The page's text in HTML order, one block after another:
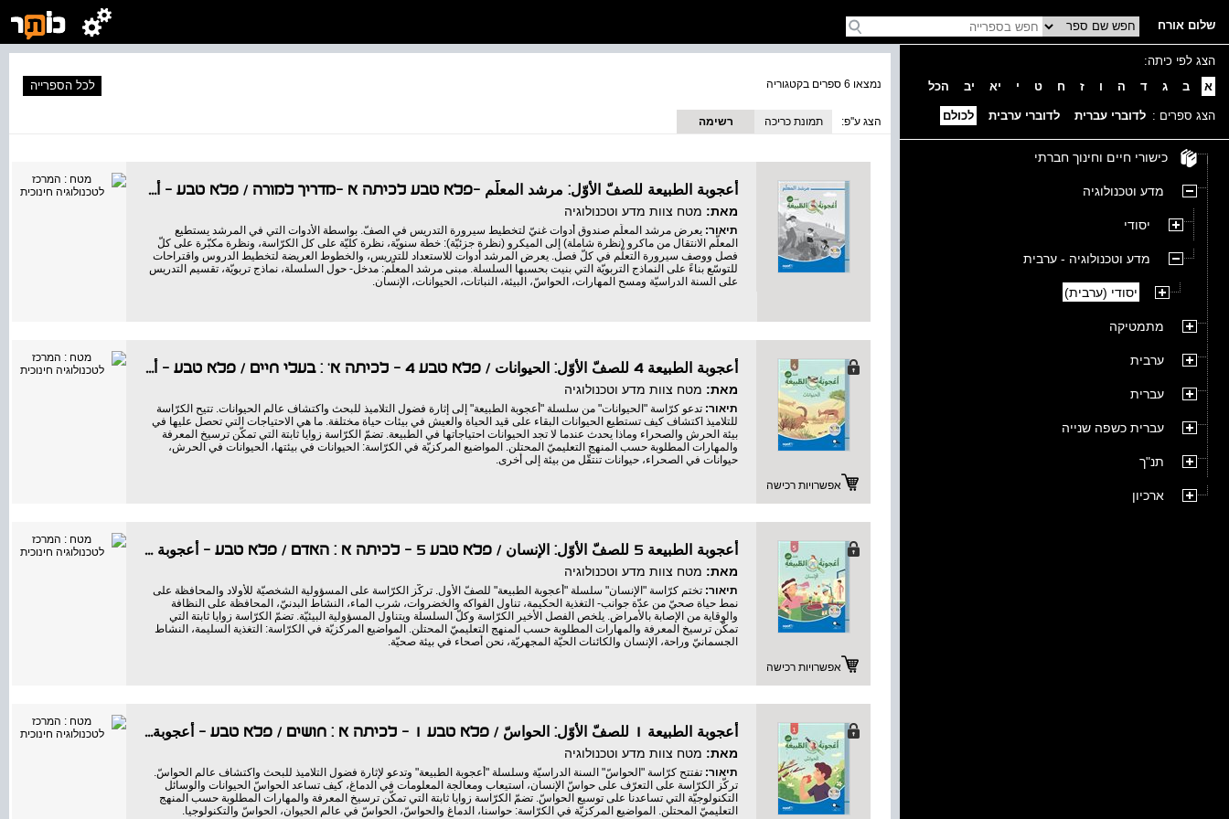
שלום אורח
הצג לפי כיתה:
א
ב ג ד ה ו ז ח ט י יא יב הכל
הצג ספרים : לדוברי עברית לדוברי ערבית לכולם
כישורי חיים וחינוך חברתי
מדע וטכנולוגיה
יסודי
מדע וטכנולוגיה - ערבית
יסודי (ערבית)
מתמטיקה
ערבית
עברית
עברית כשפה שנייה
תנ"ך
ארכיון
נמצאו 6 ספרים בקטגוריה לכל הספרייה
הצג ע''פ: תמונת כריכה רשימה
أعجوبة الطبيعة للصفّ الأوّل: مرشد المعلّم -פלא טבע לכיתה א -מדריך למורה / פלא טבע - أعجوبة الطبيعة
מאת: מטח צוות מדע וטכנולוגיה
תיאור: يعرض مرشد المعلّم صندوق أدوات غنيّ لتخطيط سيرورة التدريس في الصفّ. بواسطة الأدوات التي في المرشد يستطيع
المعلّم الانتقال من ماكرو (نظرة شاملة) إلى الميكرو (نظرة جزئيّة): خطة سنويّة، نظرة كليّة على كل الكرّاسة، ونظرة مكبّرة على كلّ
فصل ووصف سيرورة التعلّم في كلّ فصل. يعرض المرشد أدوات للاستعداد للتدريس، والخطوط العريضة لتخطيط الدروس واقتراحات
للتوسّع بناءً على النماذج التربويّة التي بنيت بحسبها السلسلة. مبنى مرشد المعلّم: مدخل- حول السلسلة، نماذج تربويّة، تقسيم التدريس
على السنة الدراسيّة ومسح المهارات، الحواسّ، البيئة، النباتات، الحيوانات، الإنسان.
אפשרויות רכישה
أعجوبة الطبيعة 4 للصفّ الأوّل: الحيوانات / פלא טבע 4 - לכיתה א' : בעלי חיים / פלא טבע - أعجوبة الطبيعة
מאת: מטח צוות מדע וטכנולוגיה
תיאור: تدعو كرّاسة "الحيوانات" من سلسلة "أعجوبة الطبيعة" إلى إثارة فضول التلاميذ للبحث واكتشاف عالم الحيوانات. تتيح الكرّاسة
للتلاميذ اكتشاف كيف تستطيع الحيوانات البقاء على قيد الحياة والعيش في بيئات حياة مختلفة. ما هي الاحتياجات التي تحصل عليها في
بيئة الحرش والصحراء وماذا يحدث عندما لا تجد الحيوانات احتياجاتها في الطبيعة. تضمّ الكرّاسة زوايا ثابتة التي تمكّن ترسيخ المعرفة
والمهارات المطلوبة حسب المنهج التعليميّ المحتلن. المواضيع المركزيّة في الكرّاسة: الحيوانات في بيئتها، الحيوانات في الحرش،
حيوانات في الصحراء، حيوانات تنتقّل من بيئة إلى أخرى.
אפשרויות רכישה
أعجوبة الطبيعة 5 للصفّ الأوّل: الإنسان / פלא טבע 5 - לכיתה א : האדם / פלא טבע - أعجوبة الطبيعة
מאת: מטח צוות מדע וטכנולוגיה
תיאור: تختم كرّاسة "الإنسان" سلسلة "أعجوبة الطبيعة" للصفّ الأول. تركّز الكرّاسة على المسؤولية الشخصيّة للأولاد والمحافظة على
نمط حياة صحيّ من عدّة جوانب- التغذية الحكيمة، تناول الفواكه والخضروات، شرب الماء، النشاط البدنيّ، المحافظة على النظافة
والوقاية من الإصابة بالأمراض. يلخص الفصل الأخير الكرّاسة وكلّ السلسلة ويتناول المسؤولية البيئيّة. تضمّ الكرّاسة زوايا ثابتة التي
تمكّن ترسيخ المعرفة والمهارات المطلوبة حسب المنهج التعليميّ المحتلن. المواضيع المركزيّة في الكرّاسة: التغذية السليمة، النشاط
الجسمانيّ وراحة، الإنسان والكائنات الحيّة المجهريّة، نحن أصحاء في بيئة صحيّة.
أعجوبة الطبيعة 1 للصفّ الأوّل: الحواسّ / פלא טבע 1 - לכיתה א : חושים / פלא טבע - أعجوبة الطبيعة
מאת: מטח צוות מדע וטכנולוגיה
תיאור: تفتتح كرّاسة "الحواسّ" السنة الدراسيّة وسلسلة "أعجوبة الطبيعة" وتدعو لإثارة فضول التلاميذ للبحث واكتشاف عالم الحواسّ.
تركّز الكرّاسة على التعرّف على حواسّ الإنسان، استيعاب ومعالجة المعلومات في الدماغ، كيف تساعد الحواسّ الحيوانات والوسائل
التكنولوجيّة التي تساعدنا على توسيع الحواسّ. تضمّ الكرّاسة زوايا ثابتة التي تمكّن ترسيخ المعرفة والمهارات المطلوبة حسب المنهج
التعليميّ المحتلن. المواضيع المركزيّة في الكرّاسة: حواسنا، الدماغ والحواسّ، الحواسّ في عالم الحيوان، الحواسّ والتكنولوجيا.